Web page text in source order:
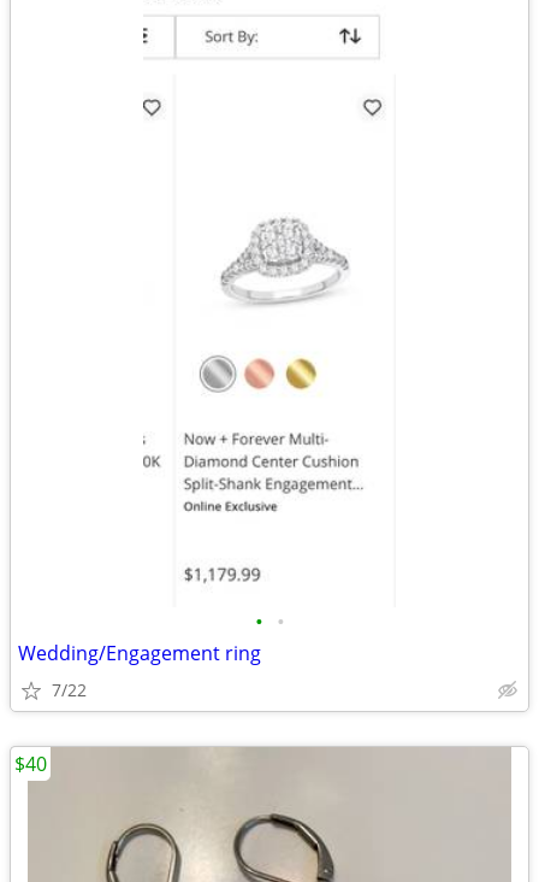
• •
Wedding/Engagement ring
7/22
$40